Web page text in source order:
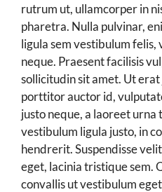
rutrum ut, ullamcorper in
pharetra. Nulla pulvinar,
ligula sem vestibulum felis,
neque. Praesent facilisis
sollicitudin sit amet. Ut
porttitor auctor id,
justo neque, a laoreet urna
vestibulum ligula justo, in
hendrerit. Suspendisse
eget, lacinia tristique sem.
convallis ut vestibulum